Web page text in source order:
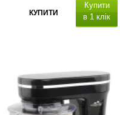
КУПИТИ
Купити
в 1 клік